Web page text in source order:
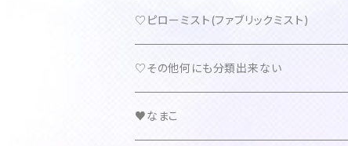
♡ピローミスト(ファブリックミスト)
♡その他何にも分類出来ない
♥なまこ